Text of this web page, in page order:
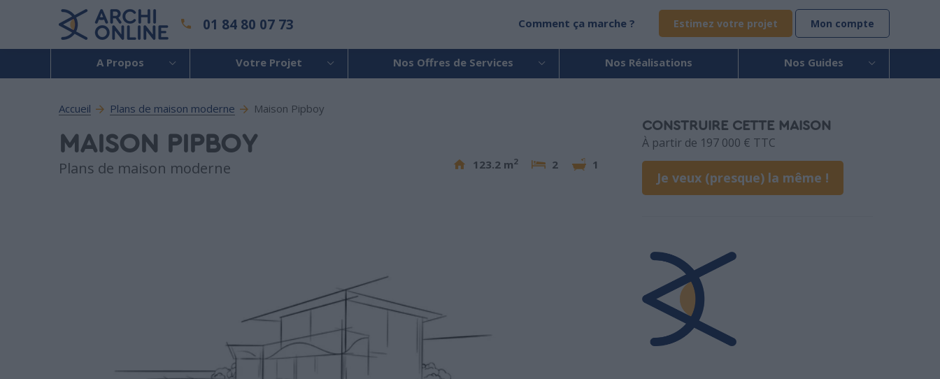
01 84 80 07 73 Comment ça marche ? Estimez votre projet Mon compte
A Propos Votre Projet Nos Offres de Services Nos Réalisations Nos Guides
Accueil Plans de maison moderne Maison Pipboy
MAISON PIPBOY
Plans de maison moderne 123.2 m2 2 1
CONSTRUIRE CETTE MAISON
À partir de 197 000 € TTC
Je veux (presque) la même !